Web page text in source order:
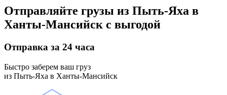
Отправляйте грузы из Пыть-Яха в
Ханты-Мансийск с выгодой
Отправка за 24 часа
Быстро заберем ваш груз
из Пыть-Яха в Ханты-Мансийск